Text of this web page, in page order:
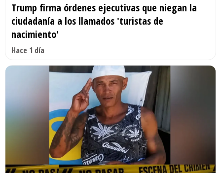
Trump firma órdenes ejecutivas que niegan la
ciudadanía a los llamados 'turistas de
nacimiento'
Hace 1 día